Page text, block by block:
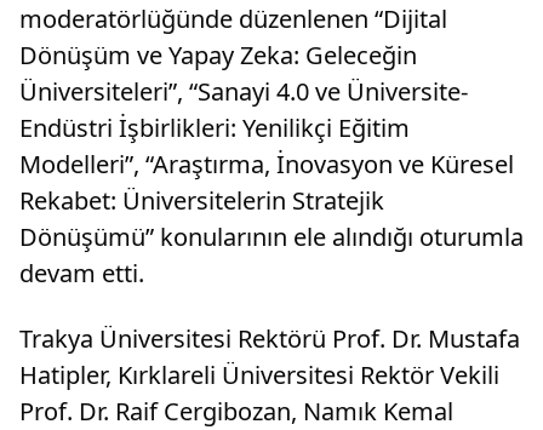
moderatörlüğünde düzenlenen “Dijital
Dönüşüm ve Yapay Zeka: Geleceğin
Üniversiteleri”, “Sanayi 4.0 ve Üniversite-
Endüstri İşbirlikleri: Yenilikçi Eğitim
Modelleri”, “Araştırma, İnovasyon ve Küresel
Rekabet: Üniversitelerin Stratejik
Dönüşümü” konularının ele alındığı oturumla
devam etti.
Trakya Üniversitesi Rektörü Prof. Dr. Mustafa
Hatipler, Kırklareli Üniversitesi Rektör Vekili
Prof. Dr. Raif Cergibozan, Namık Kemal